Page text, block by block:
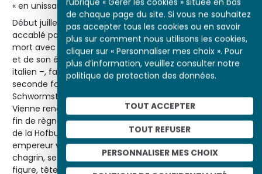
de chaque page du site. Si vous ne souhaitez
pas accepter tous les cookies ou en savoir
plus sur comment nous utilisons les cookies,
cliquer sur « Personnaliser mes choix ». Pour
plus d’information, veuillez consulter notre
politique de protection des données.
TOUT ACCEPTER
TOUT REFUSER
PERSONNALISER MES CHOIX
« en unissant nos forces ».
Début juillet 1914, François-Joseph est un vieil homme
accablé par les deuils – ceux de son fils Rodolphe en 1889,
mort avec sa maîtresse dans d’obscures circonstances,
et de son épouse bien aimée, tuée par un anarchiste
italien –, fatigué de régner et privé d’héritier pour la
seconde fois. Les dessins en noir et blanc de Felix
Schwormstädt à l’occasion du retour des dépouilles à
Vienne rendent compte de cette atmosphère lugubre de
fin de règne. Dans la chapelle de l’église Saint-Augustin
de la Hofburg transformée en chapelle ardente, le vieil
empereur voûté, les mains jointes, le visage ravagé par le
chagrin, se recueille devant les deux cercueils. Il fait pâle
figure, tête nue, ses décorations comme fondues dans la